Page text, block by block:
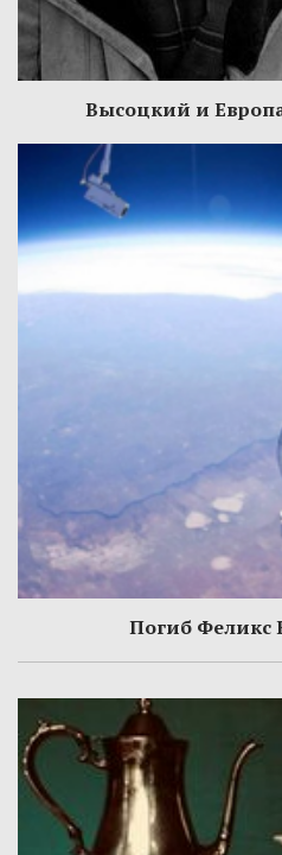
Высоцкий и
Погиб Феликс